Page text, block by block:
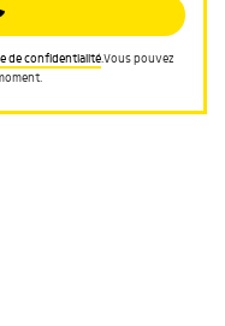
de confidentialité.Vous pouvez